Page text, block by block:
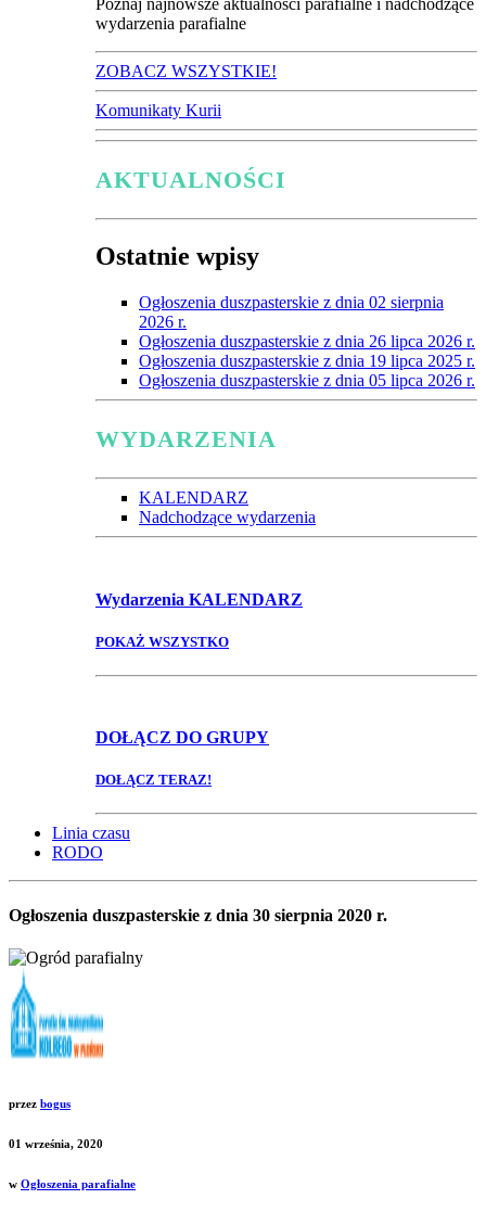
Poznaj najnowsze aktualności parafialne i nadchodzące
wydarzenia parafialne
ZOBACZ WSZYSTKIE!
Komunikaty Kurii
AKTUALNOŚCI
Ostatnie wpisy
Ogłoszenia duszpasterskie z dnia 02 sierpnia
2026 r.
Ogłoszenia duszpasterskie z dnia 26 lipca 2026 r.
Ogłoszenia duszpasterskie z dnia 19 lipca 2025 r.
Ogłoszenia duszpasterskie z dnia 05 lipca 2026 r.
WYDARZENIA
KALENDARZ
Nadchodzące wydarzenia
Wydarzenia KALENDARZ
POKAŻ WSZYSTKO
DOŁĄCZ DO GRUPY
DOŁĄCZ TERAZ!
Linia czasu
RODO
Ogłoszenia duszpasterskie z dnia 30 sierpnia 2020 r.
przez bogus
01 września, 2020
w Ogłoszenia parafialne